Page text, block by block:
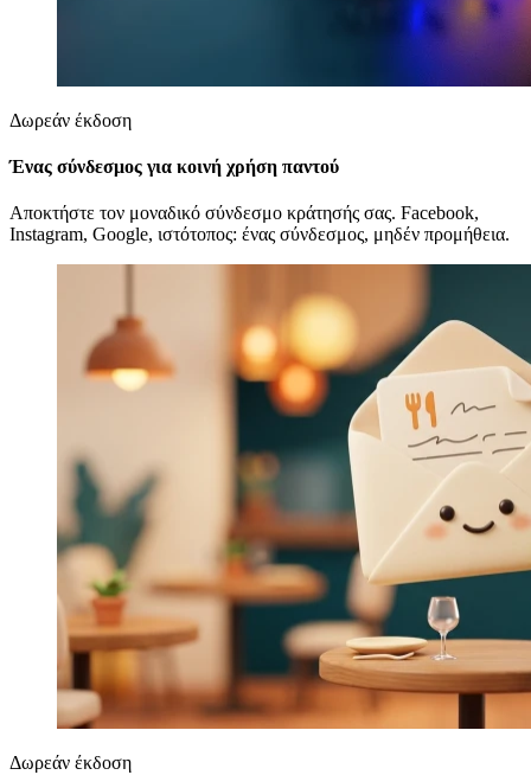
Δωρεάν έκδοση
Ένας σύνδεσμος για κοινή χρήση παντού
Αποκτήστε τον μοναδικό σύνδεσμο κράτησής σας. Facebook,
Instagram, Google, ιστότοπος: ένας σύνδεσμος, μηδέν προμήθεια.
Δωρεάν έκδοση